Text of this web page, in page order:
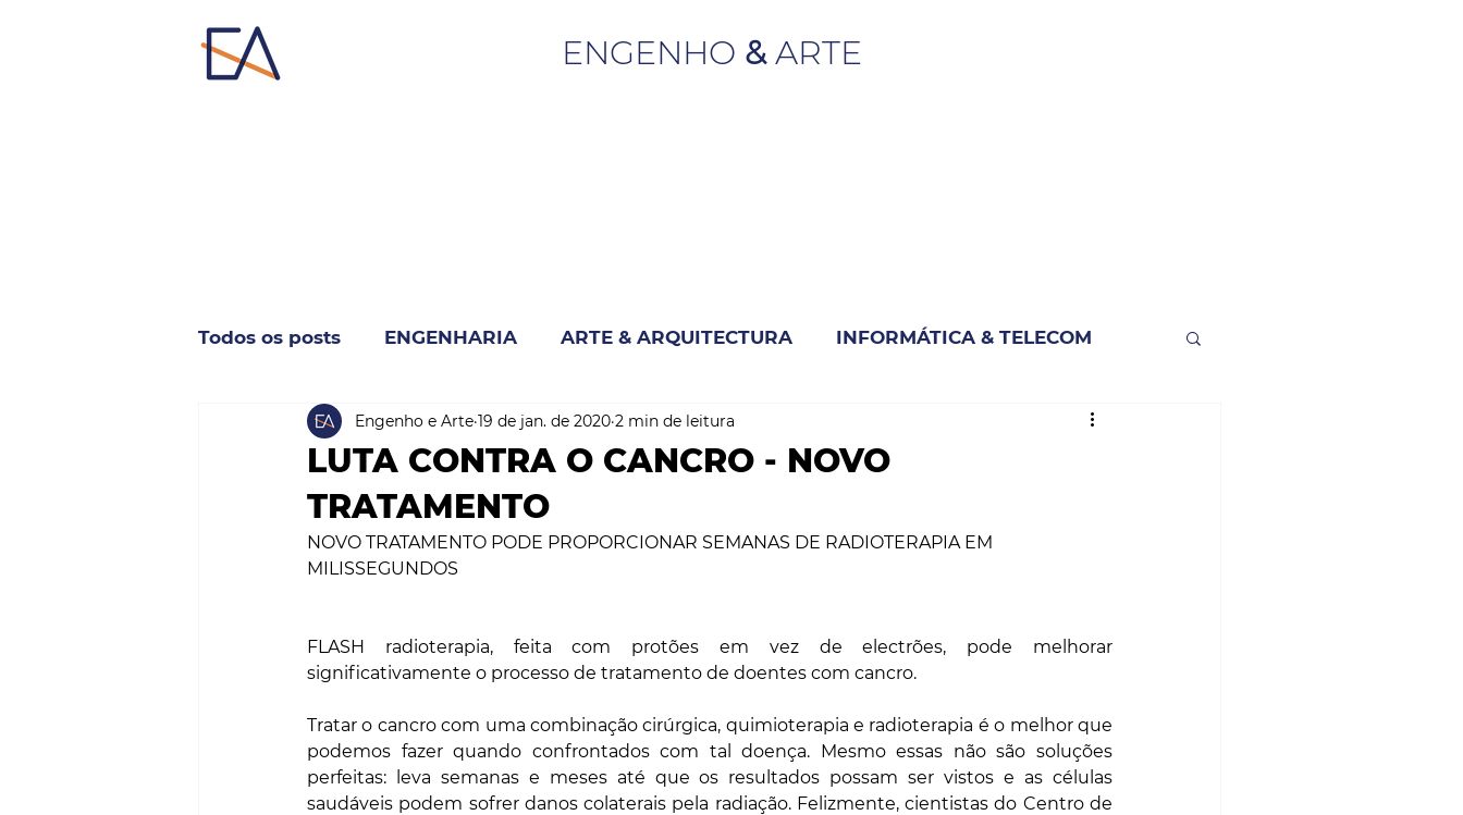
ENGENHO &ARTE
Todos os posts ENGENHARIA ARTE & ARQUITECTURA INFORMÁTICA & TELECOM
INDUSTRIA & NEGÓCIO INOVAÇÃO & SUSTENTABILIDADE
SMART CITIES & MOBILIDADE
LUTA CONTRA O CANCRO - NOVO
TRATAMENTO
Engenho e Arte 19 de jan. de 2020 2 min de leitura
NOVO TRATAMENTO PODE PROPORCIONAR SEMANAS DE RADIOTERAPIA EM
MILISSEGUNDOS
FLASH radioterapia, feita com protões em vez de electrões, pode melhorar
significativamente o processo de tratamento de doentes com cancro.
Tratar o cancro com uma combinação cirúrgica, quimioterapia e radioterapia é o melhor que
podemos fazer quando confrontados com tal doença. Mesmo essas não são soluções
perfeitas: leva semanas e meses até que os resultados possam ser vistos e as células
saudáveis ​​podem sofrer danos colaterais pela radiação. Felizmente, cientistas do Centro de